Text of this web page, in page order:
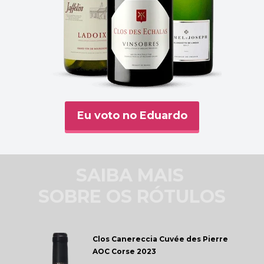
Eu voto no Eduardo
Clos Canereccia Cuvée des Pierre
AOC Corse 2023